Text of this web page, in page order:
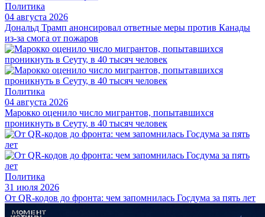
Политика
04 августа 2026
Дональд Трамп анонсировал ответные меры против Канады
из-за смога от пожаров
Политика
04 августа 2026
Марокко оценило число мигрантов, попытавшихся
проникнуть в Сеуту, в 40 тысяч человек
Политика
31 июля 2026
От QR-кодов до фронта: чем запомнилась Госдума за пять лет